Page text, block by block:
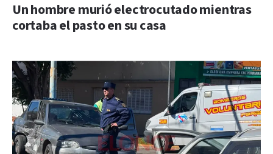
Un hombre murió electrocutado mientras
cortaba el pasto en su casa